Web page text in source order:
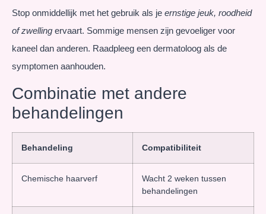
Stop onmiddellijk met het gebruik als je ernstige jeuk, roodheid
of zwelling ervaart. Sommige mensen zijn gevoeliger voor
kaneel dan anderen. Raadpleeg een dermatoloog als de
symptomen aanhouden.
Combinatie met andere
behandelingen
Behandeling Compatibiliteit
Chemische haarverf
Wacht 2 weken tussen
behandelingen